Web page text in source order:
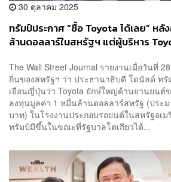
30 ตุลาคม 2025
ทรัมป์ประกาศ “ซื้อ Toyota ได้เลย” หลั
ล้านดอลลาร์ในสหรัฐฯ แต่ผู้บริหาร
The Wall Street Journal รายงานเมื่อวันที่
ถิ่นของสหรัฐฯ ว่า ประธานาธิบดี โดนัลด์ ทรั
เยือนญี่ปุ่นว่า Toyota ยักษ์ใหญ่ด้านยานยนต์
ลงทุนมูลค่า 1 หมื่นล้านดอลลาร์สหรัฐ (ประ
บาท) ในโรงงานประกอบรถยนต์ในสหรัฐอเ
ทรัมป์มีขึ้นในขณะที่รัฐบาลโตเกียวได้...